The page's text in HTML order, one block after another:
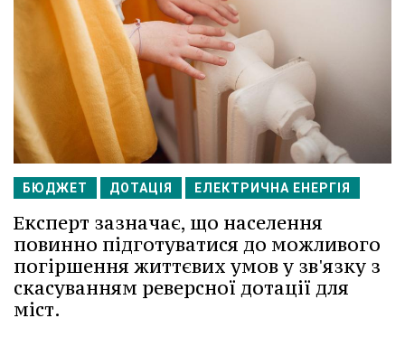
БЮДЖЕТ ДОТАЦІЯ ЕЛЕКТРИЧНА ЕНЕРГІЯ
Експерт зазначає, що населення
повинно підготуватися до можливого
погіршення життєвих умов у зв'язку з
скасуванням реверсної дотації для
міст.